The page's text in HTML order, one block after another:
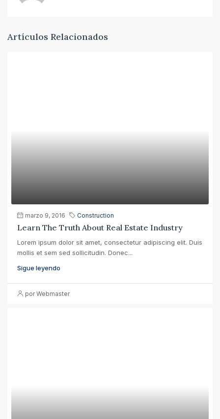
Artículos Relacionados
marzo 9, 2016 Construction
Learn The Truth About Real Estate Industry
Lorem ipsum dolor sit amet, consectetur adipiscing elit. Duis
mollis et sem sed sollicitudin. Donec...
Sigue leyendo
por Webmaster